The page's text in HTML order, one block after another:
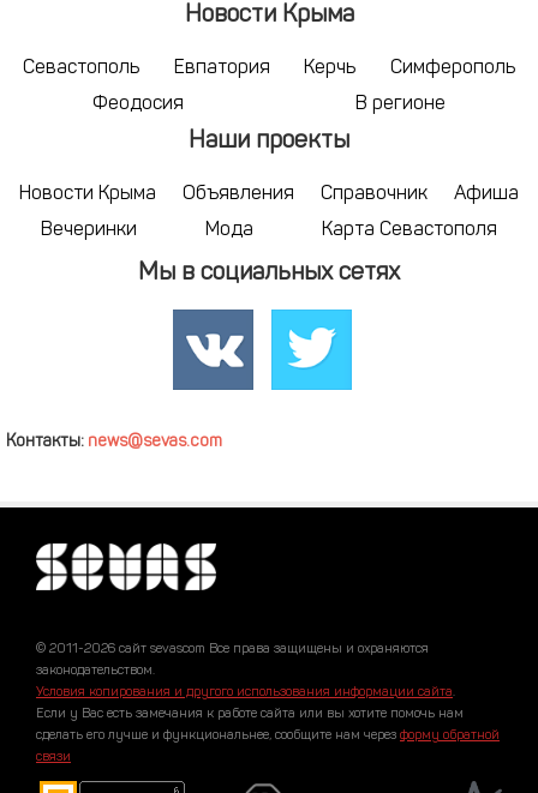
Новости Крыма
Севастополь Евпатория Керчь
Симферополь
Феодосия
В регионе
Наши проекты
Новости Крыма Объявления Справочник
Афиша
Вечеринки
Мода Карта Севастополя
Мы в социальных сетях
Контакты: news@sevas.com
© 2011-2026 сайт sevascom Все права защищены и охраняются
законодательством.
Условия копирования и другого использования информации сайта.
Если у Вас есть замечания к работе сайта или вы хотите помочь нам
сделать его лучше и функциональнее, сообщите нам через форму обратной
связи